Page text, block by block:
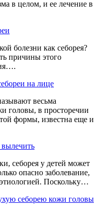
в целом, и ее лечение в
болезни как себорея?
причины этого
на лице
весьма
головы, в просторечии
формы, известна еще и
вылечить
себорея у детей может
опасно заболевание,
Поскольку…
себорею кожи головы